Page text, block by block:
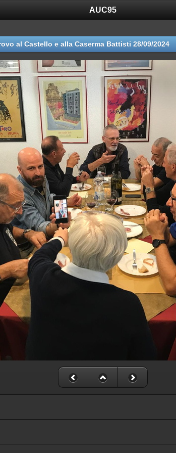
AUC95
al Castello e alla Caserma Battisti 28/09/2024